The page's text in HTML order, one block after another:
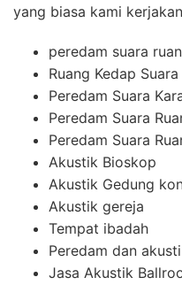
yang biasa kami
peredam suara
Ruang Kedap Suara
Peredam Suara
Peredam Suara
Peredam Suara
Akustik Bioskop
Akustik Gedung
Akustik gereja
Tempat ibadah
Peredam dan
Jasa Akustik